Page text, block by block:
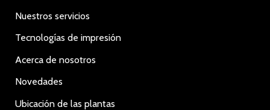
Nuestros servicios
Tecnologías de impresión
Acerca de nosotros
Novedades
Ubicación de las plantas